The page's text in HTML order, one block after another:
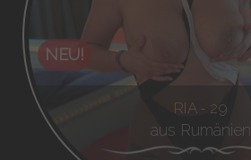
NEU!
RIA - 29
aus Rumänien